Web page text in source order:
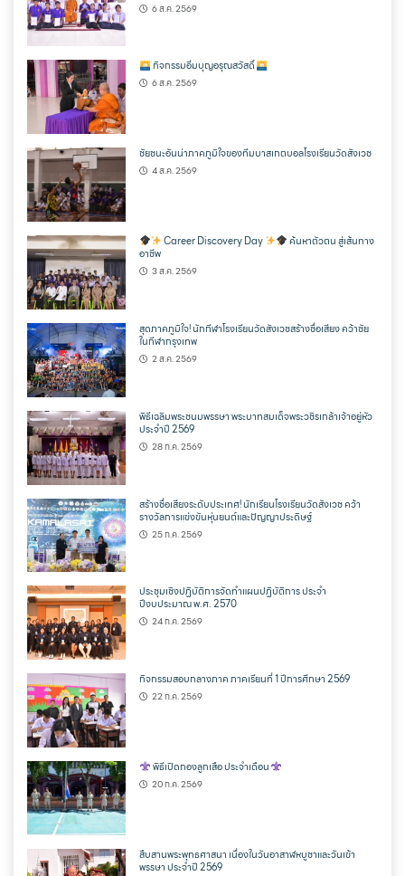
6 ส.ค. 2569
กิจกรรมอิ่มบุญอรุณสวัสดิ์
6 ส.ค. 2569
ชัยชนะอันน่าภาคภูมิใจของทีมบาสเกตบอลโรงเรียนวัดสังเวช
4 ส.ค. 2569
Career Discovery Day
ค้นหาตัวตน สู่เส้นทาง
อาชีพ
3 ส.ค. 2569
สุดภาคภูมิใจ! นักกีฬาโรงเรียนวัดสังเวชสร้างชื่อเสียง คว้าชัย
ในกีฬากรุงเทพ
2 ส.ค. 2569
พิธีเฉลิมพระชนมพรรษา พระบาทสมเด็จพระวชิรเกล้าเจ้าอยู่หัว
ประจำปี 2569
28 ก.ค. 2569
สร้างชื่อเสียงระดับประเทศ! นักเรียนโรงเรียนวัดสังเวช คว้า
รางวัลการแข่งขันหุ่นยนต์และปัญญาประดิษฐ์
25 ก.ค. 2569
ประชุมเชิงปฏิบัติการจัดทำแผนปฏิบัติการ ประจำ
ปีงบประมาณ พ.ศ. 2570
24 ก.ค. 2569
กิจกรรมสอบกลางภาค ภาคเรียนที่ 1 ปีการศึกษา 2569
22 ก.ค. 2569
พิธีเปิดกองลูกเสือ ประจำเดือน
20 ก.ค. 2569
สืบสานพระพุทธศาสนา เนื่องในวันอาสาฬหบูชาและวันเข้า
พรรษา ประจำปี 2569